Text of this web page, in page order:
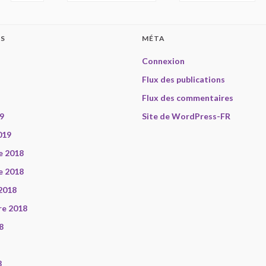
2018
2018
2018
MÉTA
Connexion
Flux des publications
Flux des commentaires
Site de WordPress-FR